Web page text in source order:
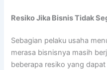
Resiko Jika Bisnis Tidak
Sebagian pelaku usaha
merasa bisnisnya masih
beberapa resiko yang